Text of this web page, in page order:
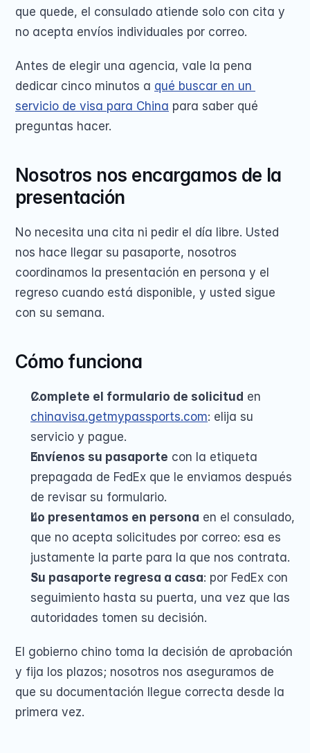
que quede, el consulado atiende solo con cita y
no acepta envíos individuales por correo.
Antes de elegir una agencia, vale la pena
dedicar cinco minutos a qué buscar en un
servicio de visa para China para saber qué
preguntas hacer.
Nosotros nos encargamos de la
presentación
No necesita una cita ni pedir el día libre. Usted
nos hace llegar su pasaporte, nosotros
coordinamos la presentación en persona y el
regreso cuando está disponible, y usted sigue
con su semana.
Cómo funciona
Complete el formulario de solicitud
chinavisa.getmypassports.com: elija su
servicio y pague.
Envíenos su pasaporte con la etiqueta
prepagada de FedEx que le enviamos después
de revisar su formulario.
Lo presentamos en persona en el consulado,
que no acepta solicitudes por correo: esa es
justamente la parte para la que nos contrata.
Su pasaporte regresa a casa: por FedEx con
seguimiento hasta su puerta, una vez que las
autoridades tomen su decisión.
El gobierno chino toma la decisión de aprobación
y fija los plazos; nosotros nos aseguramos de
que su documentación llegue correcta desde la
primera vez.